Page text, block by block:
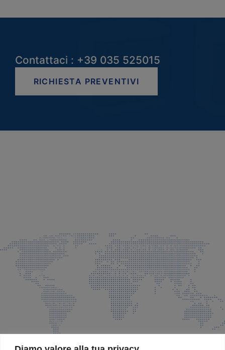
Contattaci : +39 035 525015
RICHIESTA PREVENTIVI
info@faeg.it
COMMERCIALE E SPEDIZIONI
Via Padre Elzi, 32 Grassobbio (BG)
035 525015
035 335037
info@faeg.it
SITE MAP